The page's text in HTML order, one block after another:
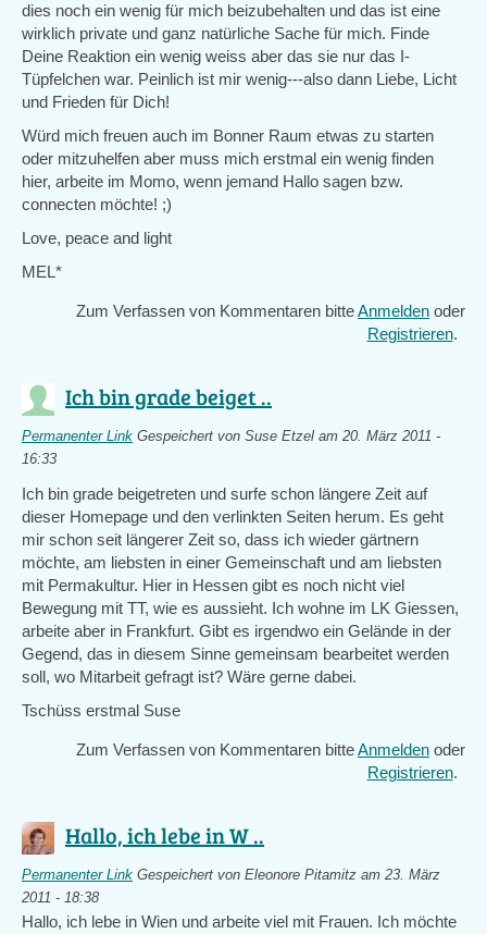
dies noch ein wenig für mich beizubehalten und das ist eine
wirklich private und ganz natürliche Sache für mich. Finde
Deine Reaktion ein wenig weiss aber das sie nur das I-
Tüpfelchen war. Peinlich ist mir wenig---also dann Liebe, Licht
und Frieden für Dich!
Würd mich freuen auch im Bonner Raum etwas zu starten
oder mitzuhelfen aber muss mich erstmal ein wenig finden
hier, arbeite im Momo, wenn jemand Hallo sagen bzw.
connecten möchte! ;)
Love, peace and light
MEL*
Zum Verfassen von Kommentaren bitteAnmelden oder
Registrieren.
Ich bin grade beiget ..
Permanenter Link Gespeichert von Suse Etzel am 20. März 2011 -
16:33
Ich bin grade beigetreten und surfe schon längere Zeit auf
dieser Homepage und den verlinkten Seiten herum. Es geht
mir schon seit längerer Zeit so, dass ich wieder gärtnern
möchte, am liebsten in einer Gemeinschaft und am liebsten
mit Permakultur. Hier in Hessen gibt es noch nicht viel
Bewegung mit TT, wie es aussieht. Ich wohne im LK Giessen,
arbeite aber in Frankfurt. Gibt es irgendwo ein Gelände in der
Gegend, das in diesem Sinne gemeinsam bearbeitet werden
soll, wo Mitarbeit gefragt ist? Wäre gerne dabei.
Tschüss erstmal Suse
Zum Verfassen von Kommentaren bitteAnmelden oder
Registrieren.
Hallo, ich lebe in W ..
Permanenter Link Gespeichert von Eleonore Pitamitz am 23. März
2011 - 18:38
Hallo, ich lebe in Wien und arbeite viel mit Frauen. Ich möchte